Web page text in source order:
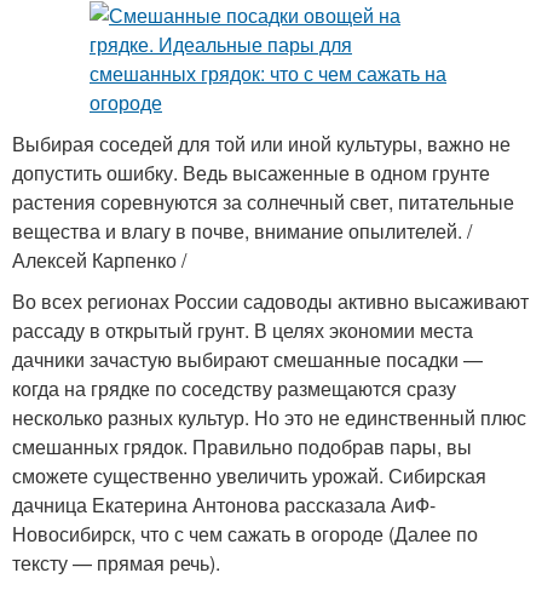
Выбирая соседей для той или иной культуры, важно не
допустить ошибку. Ведь высаженные в одном грунте
растения соревнуются за солнечный свет, питательные
вещества и влагу в почве, внимание опылителей. /
Алексей Карпенко /
Во всех регионах России садоводы активно высаживают
рассаду в открытый грунт. В целях экономии места
дачники зачастую выбирают смешанные посадки —
когда на грядке по соседству размещаются сразу
несколько разных культур. Но это не единственный плюс
смешанных грядок. Правильно подобрав пары, вы
сможете существенно увеличить урожай. Сибирская
дачница Екатерина Антонова рассказала АиФ-
Новосибирск, что с чем сажать в огороде (Далее по
тексту — прямая речь).